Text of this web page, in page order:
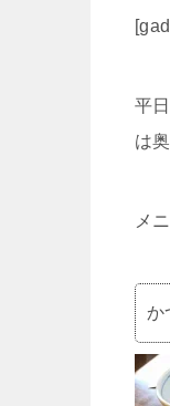
平
は
メ